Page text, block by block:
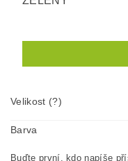
Velikost (?)
Barva
Buďte první, kdo napíše